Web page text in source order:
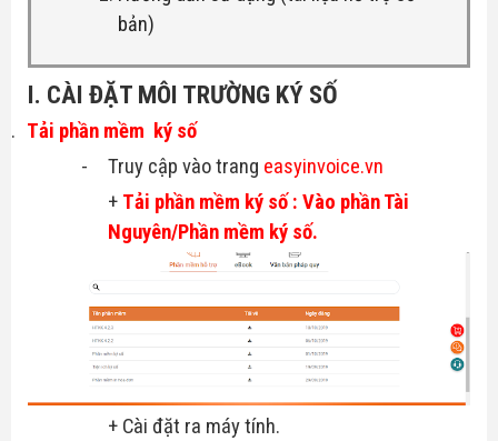
bản)
I. CÀI ĐẶT MÔI TRƯỜNG KÝ SỐ
1. Tải phần mềm ký số
-
Truy cập vào trang easyinvoice.vn
+ Tải phần mềm ký số : Vào phần Tài
Nguyên/Phần mềm ký số.
+ Cài đặt ra máy tính.